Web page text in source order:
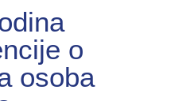
o
osoba